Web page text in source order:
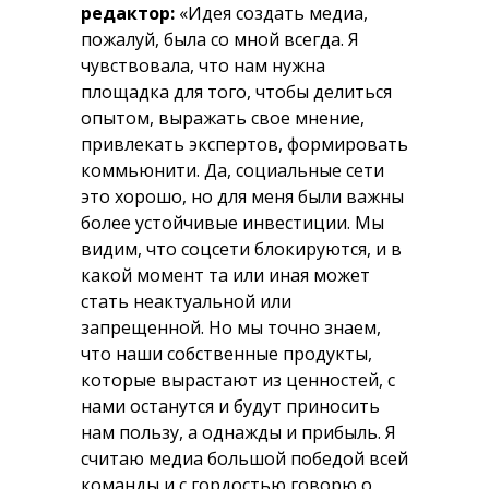
редактор: «Идея создать медиа,
пожалуй, была со мной всегда. Я
чувствовала, что нам нужна
площадка для того, чтобы делиться
опытом, выражать свое мнение,
привлекать экспертов, формировать
коммьюнити. Да, социальные сети
это хорошо, но для меня были важны
более устойчивые инвестиции. Мы
видим, что соцсети блокируются, и в
какой момент та или иная может
стать неактуальной или
запрещенной. Но мы точно знаем,
что наши собственные продукты,
которые вырастают из ценностей, с
нами останутся и будут приносить
нам пользу, а однажды и прибыль. Я
считаю медиа большой победой всей